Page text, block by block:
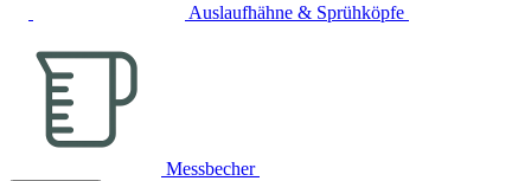
Auslaufhähne & Sprühköpfe
Messbecher